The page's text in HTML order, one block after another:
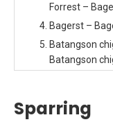
Forrest –
Bagerst –
Batangson
Batangson
Sparring